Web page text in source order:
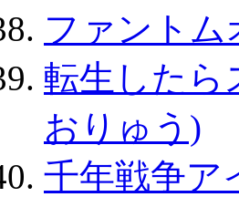
ファント
転生したら
おりゅう)
千年戦争ア